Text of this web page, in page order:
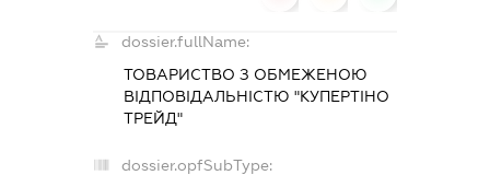
dossier.fullName:
ТОВАРИСТВО З ОБМЕЖЕНОЮ
ВІДПОВІДАЛЬНІСТЮ "КУПЕРТІНО
ТРЕЙД"
dossier.opfSubType: